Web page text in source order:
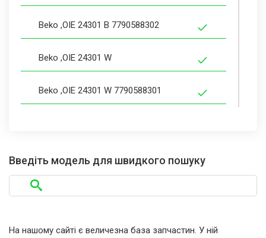
Beko ,OIE 24301 B 7790588302
Beko ,OIE 24301 W
Beko ,OIE 24301 W 7790588301
Beko 100ESI 7726986345
Beko 1503 TBR
Введіть модель для швидкого пошуку
На нашому сайті є величезна база запчастин. У ній